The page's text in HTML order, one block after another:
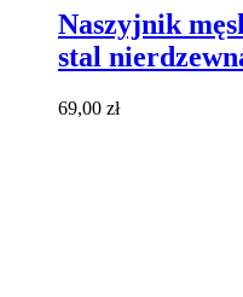
Naszyjnik
stal
69,00 zł